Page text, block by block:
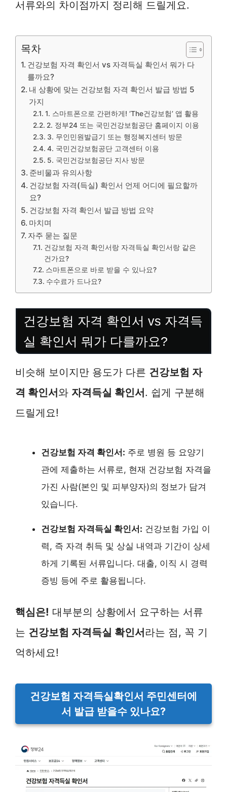
서류와의 차이점까지 정리해 드릴게요.
목차
건강보험 자격 확인서 vs 자격득실 확인서 뭐가 다
를까요?
내 상황에 맞는 건강보험 자격 확인서 발급 방법 5
가지
1. 스마트폰으로 간편하게! ‘The건강보험’ 앱 활용
2. 정부24 또는 국민건강보험공단 홈페이지 이용
3. 무인민원발급기 또는 행정복지센터 방문
4. 국민건강보험공단 고객센터 이용
5. 국민건강보험공단 지사 방문
준비물과 유의사항
건강보험 자격(득실) 확인서 언제 어디에 필요할까
요?
건강보험 자격 확인서 발급 방법 요약
마치며
자주 묻는 질문
건강보험 자격 확인서랑 자격득실 확인서랑 같은
건가요?
스마트폰으로 바로 받을 수 있나요?
수수료가 드나요?
건강보험 자격 확인서 vs 자격득
실 확인서 뭐가 다를까요?
비슷해 보이지만 용도가 다른 건강보험 자
격 확인서와 자격득실 확인서. 쉽게 구분해
드릴게요!
건강보험 자격 확인서: 주로 병원 등 요양기
관에 제출하는 서류로, 현재 건강보험 자격을
가진 사람(본인 및 피부양자)의 정보가 담겨
있습니다.
건강보험 자격득실 확인서: 건강보험 가입 이
력, 즉 자격 취득 및 상실 내역과 기간이 상세
하게 기록된 서류입니다. 대출, 이직 시 경력
증빙 등에 주로 활용됩니다.
핵심은! 대부분의 상황에서 요구하는 서류
는 건강보험 자격득실 확인서라는 점, 꼭 기
억하세요!
건강보험 자격득실확인서 주민센터에
서 발급 받을수 있나요?